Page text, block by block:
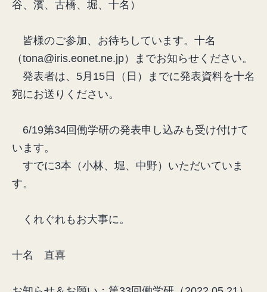
谷、濱、古橋、堀、十名）
皆様のご参加、お待ちしています。十名
（tona@iris.eonet.ne.jp）までお知らせください。
発表者は、5月15日（日）までに発表資料を十名
宛にお送りください。
6/19第34回働学研の発表申し込みも受け付けて
います。
すでに3本（小林、堀、中野）いただいていま
す。
くれぐれもお大事に。
十名 直喜